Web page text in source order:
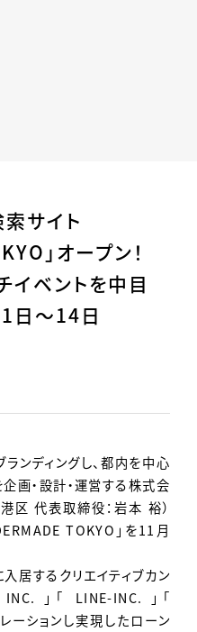
サイト
」オープン！
ベントを中目
日～14日
ンディングし、都内を中心
画・設計・運営する株式会
区 代表取締役：岩本 裕）
TOKYO」を11月
居するクリエイティブカン
」「 LINE-INC. 」「
ションし実現したローン
Recruit